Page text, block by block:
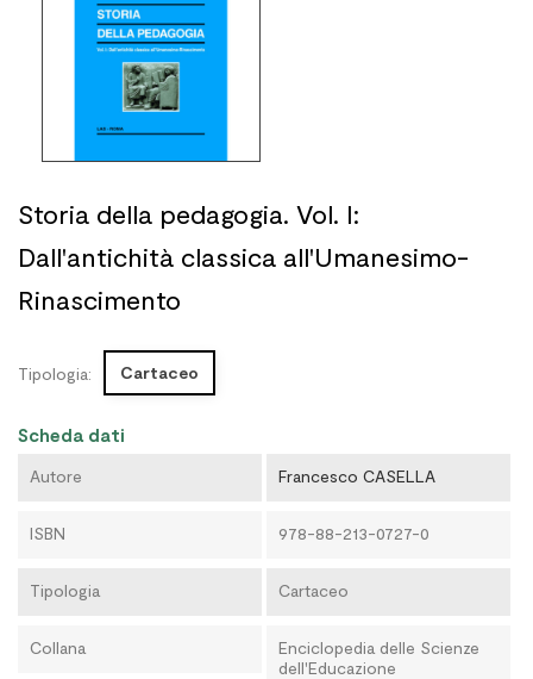
Storia della pedagogia. Vol. I:
Dall'antichità classica all'Umanesimo-
Rinascimento
Tipologia: Cartaceo
Scheda dati
Autore Francesco CASELLA
ISBN 978-88-213-0727-0
Tipologia Cartaceo
Collana
Enciclopedia delle Scienze
dell'Educazione